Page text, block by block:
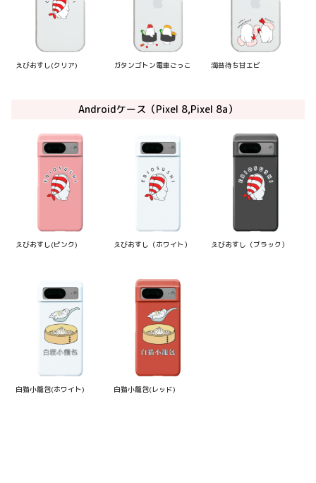
えびおすし(クリア) ガタンゴトン電車ごっこ 海苔待ち甘エビ
Androidケース（Pixel 8,Pixel 8a）
えびおすし(ピンク) えびおすし（ホワイト） えびおすし（ブラック）
白猫小籠包(ホワイト) 白猫小籠包(レッド)